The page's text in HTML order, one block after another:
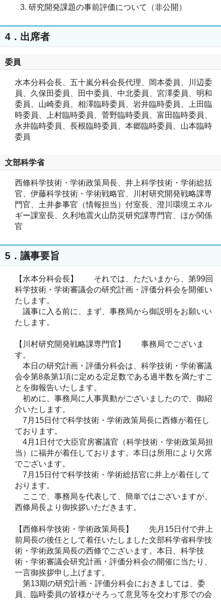
研究開発課題の事前評価について（非公開）
4．出席者
委員
水本分科会長、五十嵐分科会長代理、岡本委員、川辺委
員、久保田委員、田中委員、中北委員、宮澤委員、明和
委員、山崎委員、相澤臨時委員、岩井臨時委員、上田臨
時委員、上村臨時委員、菅野臨時委員、富田臨時委員、
永井臨時委員、長根臨時委員、本郷臨時委員、山本臨時
委員
文部科学省
西條科学技術・学術政策局長、井上科学技術・学術総括
官、伊藤科学技術・学術戦略官、川村研究開発戦略課専
門官、土井参事官（情報担当）付室長、澄川環境エネル
ギー課室長、久利地震火山防災研究課専門官、ほか関係
官
5．議事要旨
【水本分科会長】 それでは、ただいまから、第99回
科学技術・学術審議会の研究計画・評価分科会を開催い
たします。
議事に入る前に、まず、事務局から御説明をお願いい
たします。
【川村研究開発戦略課専門官】 事務局でございま
す。
本日の研究計画・評価分科会は、科学技術・学術審議
会令第8条第1項に定める定足数である過半数を満たすこ
とを御報告いたします。
初めに、事務局に人事異動がございましたので、御紹
介いたします。
7月15日付で科学技術・学術政策局長に西條が着任し
ております。
4月1日付で大臣官房審議官（科学技術・学術政策局担
当）に福井が着任しております。本日は所用により欠席
でございます。
7月15日付で科学技術・学術総括官に井上が着任して
おります。
ここで、事務局を代表して、簡単ではございますが、
西條局長より御挨拶いただきます。
【西條科学技術・学術政策局長】 先月15日付で井上
前局長の後任として着任いたしました文部科学省科学技
術・学術政策局長の西條でございます。本日、科学技
術・学術審議会研究計画・評価分科会の開催に当たり、
一言御挨拶申し上げます。
第13期の研究計画・評価分科会におきましては、委
員、臨時委員の皆様がそろって意見等を交わす形での会